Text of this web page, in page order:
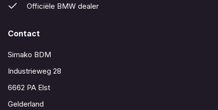
Officiële BMW dealer
Contact
Simako BDM
Industrieweg 28
6662 PA Elst
Gelderland